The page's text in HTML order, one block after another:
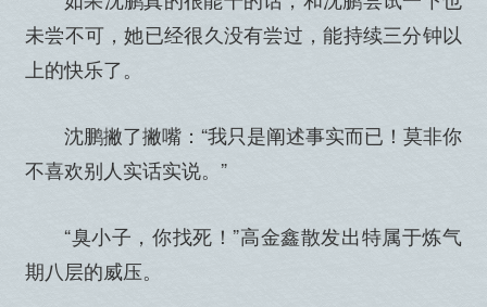
未尝不可，她已经很久没有尝过，能持续三分钟以
上的快乐了。
沈鹏撇了撇嘴：“我只是阐述事实而已！莫非你
不喜欢别人实话实说。”
“臭小子，你找死！”高金鑫散发出特属于炼气
期八层的威压。